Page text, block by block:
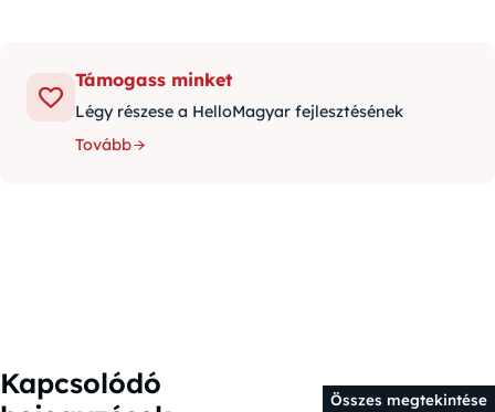
Támogass minket
Légy részese a HelloMagyar fejlesztésének
Tovább
Kapcsolódó
Összes megtekintése